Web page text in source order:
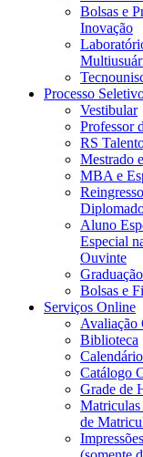
Bolsas e
Inovação
Processo
Vestibular
Professor
RS
Mestrado
MBA e
Aluno
Especial
Ouvinte
Bolsas e
Serviços Online
Avaliação
Biblioteca
Catálogo
Grade de
Matriculas
de